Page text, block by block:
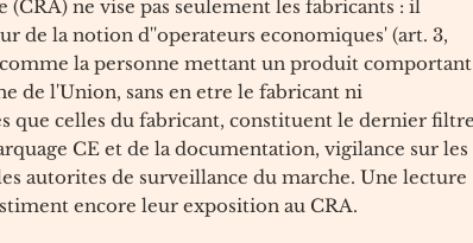
ne vise pas seulement les fabricants : il
de la notion d''operateurs economiques' (art. 3,
la personne mettant un produit comportant
de l'Union, sans en etre le fabricant ni
que celles du fabricant, constituent le dernier
CE et de la documentation, vigilance sur les
autorites de surveillance du marche. Une lecture
encore leur exposition au CRA.